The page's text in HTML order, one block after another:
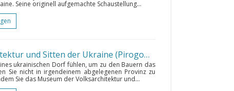
Seine originell aufgemachte Schaustellung...
Das Museum für Volksarchitektur und Sitten der Ukraine (Pirogowo-Freilichtmuseum)
ukrainischen Dorf fühlen, um zu den Bauern das
Sie nicht in irgendeinem abgelegenen Provinz zu
Sie das Museum der Volksarchitektur und...